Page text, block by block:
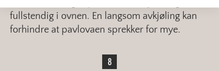
fullstendig i ovnen. En langsom avkjøling kan
forhindre at pavlovaen sprekker for mye.